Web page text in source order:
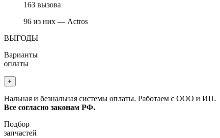
163 вызова
96 из них — Actros
ВЫГОДЫ
Варианты
оплаты
+
Нальная и безнальная системы оплаты. Работаем с ООО и ИП.
Все согласно законам РФ.
Подбор
запчастей